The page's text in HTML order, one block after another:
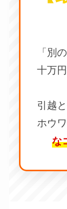
「別
十万
引越
ホウ
な